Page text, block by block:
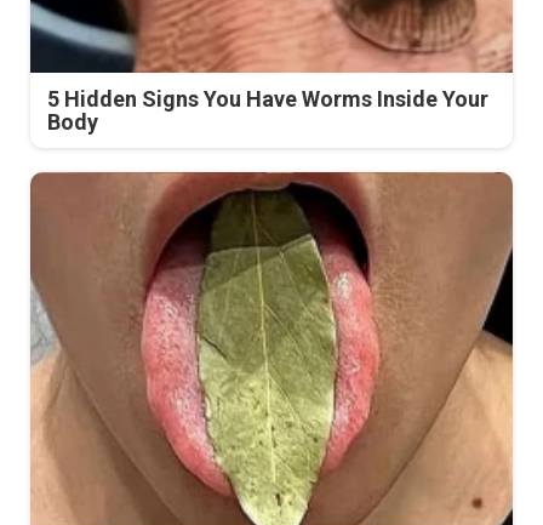
5 Hidden Signs You Have Worms Inside Your
Body